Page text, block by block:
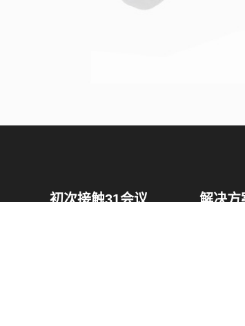
初次接触31会议 解决方